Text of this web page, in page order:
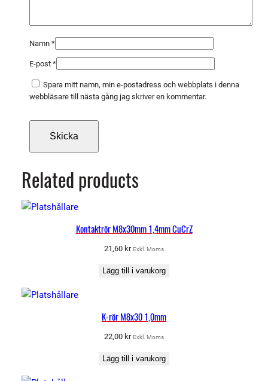
Namn *
E-post *
Spara mitt namn, min e-postadress och webbplats i denna
webbläsare till nästa gång jag skriver en kommentar.
Related products
Kontaktrör M8x30mm 1,4mm CuCrZ
21,60 kr Exkl. Moms
Lägg till i varukorg
K-rör M8x30 1,0mm
22,00 kr Exkl. Moms
Lägg till i varukorg